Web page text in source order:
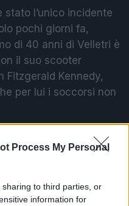
Process My Personal
to third parties, or
information for
l’unico incidente
pochi giorni fa,
di 40 anni di Velletri è
il suo scooter
Fitzgerald Kennedy,
per lui i soccorsi non
stata davvero tragica.
altro uomo è morto in
andando a lavoro
Battista de La Salle,